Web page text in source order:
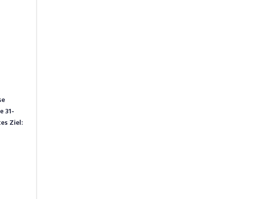
31-
Ziel: